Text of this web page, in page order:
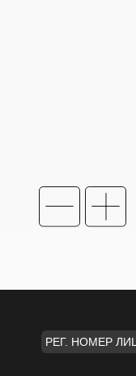
РЕГ. НОМЕР